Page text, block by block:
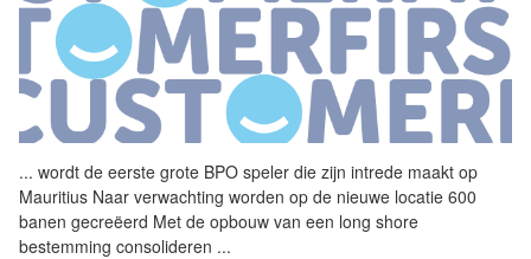
... wordt de eerste grote BPO speler die zijn intrede maakt op
Mauritius Naar verwachting worden op de nieuwe locatie 600
banen gecreëerd Met de opbouw van een long shore
bestemming consolideren ...